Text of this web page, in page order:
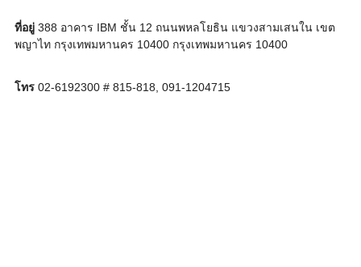
ที่อยู่388 อาคาร IBM ชั้น 12 ถนนพหลโยธิน แขวงสามเสนใน เขต
พญาไท กรุงเทพมหานคร 10400 กรุงเทพมหานคร 10400
โทร02-6192300 # 815-818, 091-1204715